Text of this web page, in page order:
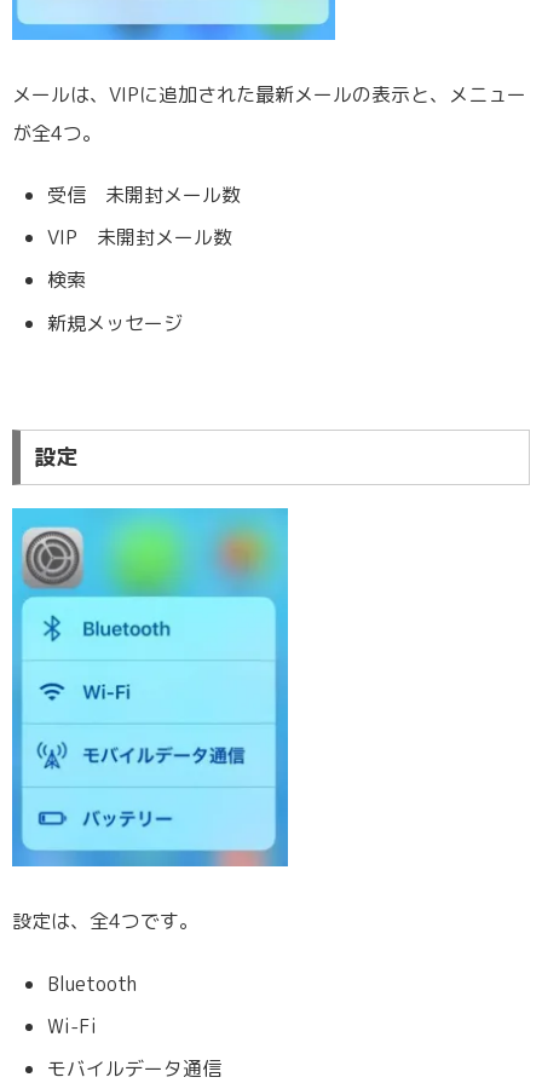
メールは、VIPに追加された最新メールの表示と、メニュー
が全4つ。
受信 未開封メール数
VIP 未開封メール数
検索
新規メッセージ
設定
設定は、全4つです。
Bluetooth
Wi-Fi
モバイルデータ通信